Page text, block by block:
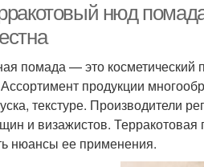
нюд
помада — это
Ассортимент продукции
текстуре. Производители
и визажистов.
нюансы ее применения.